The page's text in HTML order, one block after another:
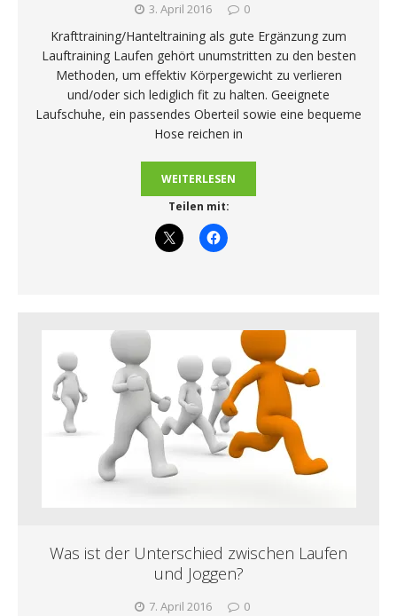
3. April 2016 0
Krafttraining/Hanteltraining als gute Ergänzung zum
Lauftraining Laufen gehört unumstritten zu den besten
Methoden, um effektiv Körpergewicht zu verlieren
und/oder sich lediglich fit zu halten. Geeignete
Laufschuhe, ein passendes Oberteil sowie eine bequeme
Hose reichen in
WEITERLESEN
Teilen mit:
Was ist der Unterschied zwischen Laufen
und Joggen?
7. April 2016 0